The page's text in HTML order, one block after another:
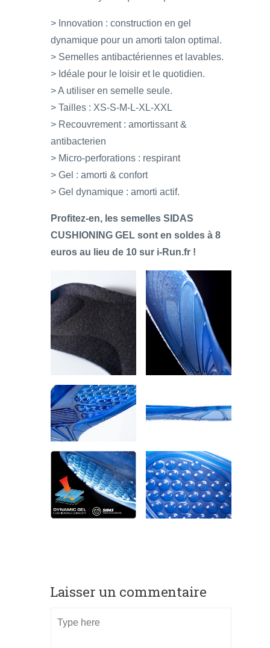
> Innovation : construction en gel
dynamique pour un amorti talon optimal.
> Semelles antibactériennes et lavables.
> Idéale pour le loisir et le quotidien.
> A utiliser en semelle seule.
> Tailles : XS-S-M-L-XL-XXL
> Recouvrement : amortissant &
antibacterien
> Micro-perforations : respirant
> Gel : amorti & confort
> Gel dynamique : amorti actif.
Profitez-en, les semelles SIDAS
CUSHIONING GEL sont en soldes à 8
euros au lieu de 10 sur i-Run.fr !
Laisser un commentaire